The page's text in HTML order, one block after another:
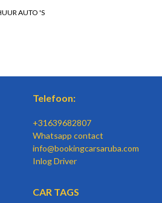
AUTO 'S
Telefoon:
+31639682807
Whatsapp contact
info@bookingcarsaruba.com
Inlog Driver
CAR TAGS